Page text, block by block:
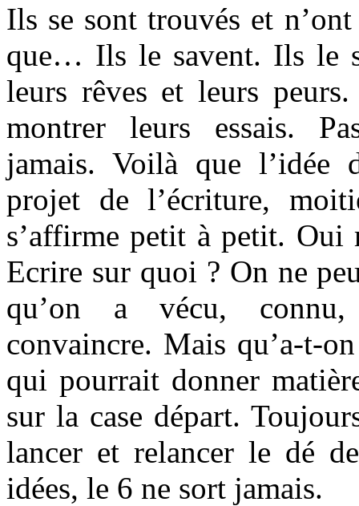
Ils se sont trouvés et
que… Ils le savent. Ils le
leurs rêves et leurs
montrer leurs essais.
jamais. Voilà que l’idée
projet de l’écriture,
s’affirme petit à petit.
Ecrire sur quoi ? On ne
qu’on a vécu,
convaincre. Mais qu’a-t-
qui pourrait donner
sur la case départ.
lancer et relancer le dé
idées, le 6 ne sort jamais.